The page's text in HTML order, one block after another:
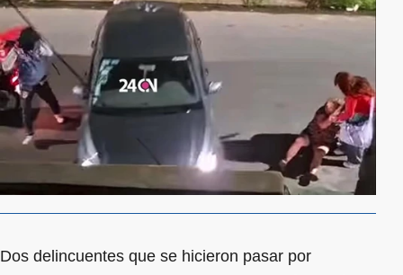
Dos delincuentes que se hicieron pasar por